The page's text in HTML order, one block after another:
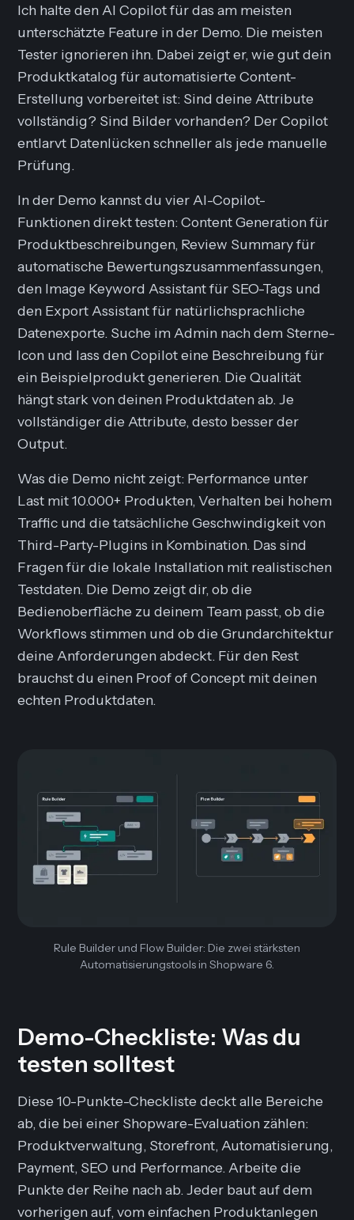
Ich halte den AI Copilot für das am meisten
unterschätzte Feature in der Demo. Die meisten
Tester ignorieren ihn. Dabei zeigt er, wie gut dein
Produktkatalog für automatisierte Content-
Erstellung vorbereitet ist: Sind deine Attribute
vollständig? Sind Bilder vorhanden? Der Copilot
entlarvt Datenlücken schneller als jede manuelle
Prüfung.
In der Demo kannst du vier AI-Copilot-
Funktionen direkt testen: Content Generation für
Produktbeschreibungen, Review Summary für
automatische Bewertungszusammenfassungen,
den Image Keyword Assistant für SEO-Tags und
den Export Assistant für natürlichsprachliche
Datenexporte. Suche im Admin nach dem Sterne-
Icon und lass den Copilot eine Beschreibung für
ein Beispielprodukt generieren. Die Qualität
hängt stark von deinen Produktdaten ab. Je
vollständiger die Attribute, desto besser der
Output.
Was die Demo nicht zeigt: Performance unter
Last mit 10.000+ Produkten, Verhalten bei hohem
Traffic und die tatsächliche Geschwindigkeit von
Third-Party-Plugins in Kombination. Das sind
Fragen für die lokale Installation mit realistischen
Testdaten. Die Demo zeigt dir, ob die
Bedienoberfläche zu deinem Team passt, ob die
Workflows stimmen und ob die Grundarchitektur
deine Anforderungen abdeckt. Für den Rest
brauchst du einen Proof of Concept mit deinen
echten Produktdaten.
Rule Builder und Flow Builder: Die zwei stärksten
Automatisierungstools in Shopware 6.
Demo-Checkliste: Was du
testen solltest
Diese 10-Punkte-Checkliste deckt alle Bereiche
ab, die bei einer Shopware-Evaluation zählen:
Produktverwaltung, Storefront, Automatisierung,
Payment, SEO und Performance. Arbeite die
Punkte der Reihe nach ab. Jeder baut auf dem
vorherigen auf, vom einfachen Produktanlegen